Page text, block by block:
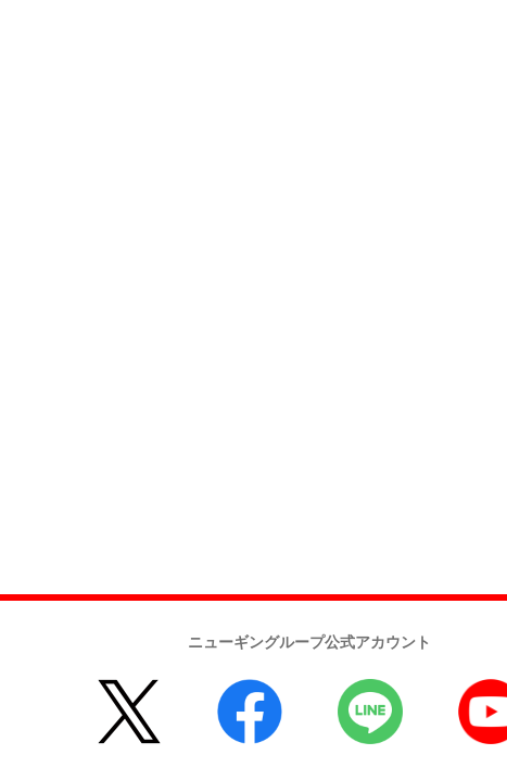
ニューギングループ公式アカウント